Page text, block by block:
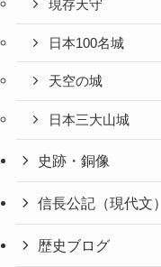
現存天守
日本100名城
天空の城
日本三大山城
史跡・銅像
信長公記（現代文）
歴史ブログ